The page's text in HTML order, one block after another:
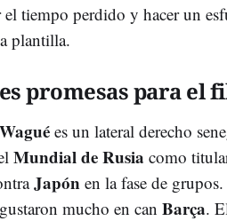
el tiempo perdido y hacer un
plantilla.
promesas para el
es un lateral derecho
Mundial de Rusia como
Japón en la fase de
mucho en can Barça.